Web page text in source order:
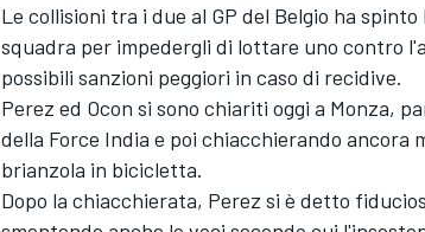
Le collisioni tra i due al GP del Belgio ha
squadra per impedergli di lottare uno contro
possibili sanzioni peggiori in caso di recidive.
Perez ed Ocon si sono chiariti oggi a Monza,
della Force India e poi chiacchierando ancora
brianzola in bicicletta.
Dopo la chiacchierata, Perez si è detto